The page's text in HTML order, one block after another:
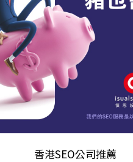
香港SEO公司推薦